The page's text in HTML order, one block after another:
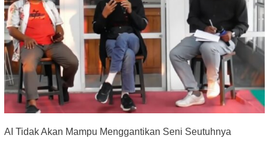
AI Tidak Akan Mampu Menggantikan Seni Seutuhnya